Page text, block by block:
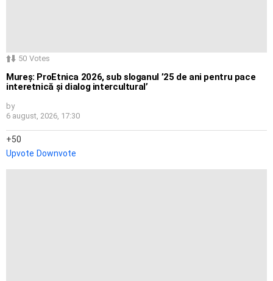
50 Votes
Mureș: ProEtnica 2026, sub sloganul ’25 de ani pentru pace
interetnică și dialog intercultural’
by
6 august, 2026, 17:30
50
Upvote Downvote